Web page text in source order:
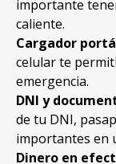
importante
caliente.
Cargador
celular te
emergencia.
DNI y
de tu DNI,
importantes en
Dinero en